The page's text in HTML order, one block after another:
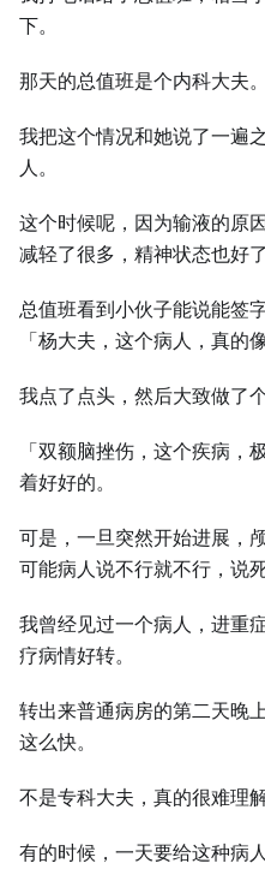
下。
那天的总值班是个内科大夫。
我把这个情况和她说了一遍
人。
这个时候呢，因为输液的原
减轻了很多，精神状态也好了
总值班看到小伙子能说能签
「杨大夫，这个病人，真的
我点了点头，然后大致做了个
「双额脑挫伤，这个疾病，
着好好的。
可是，一旦突然开始进展，
可能病人说不行就不行，说死
我曾经见过一个病人，进重
疗病情好转。
转出来普通病房的第二天晚
这么快。
不是专科大夫，真的很难理解
有的时候，一天要给这种病